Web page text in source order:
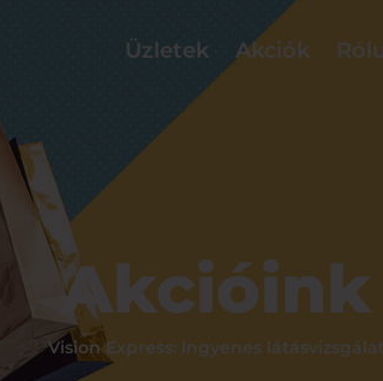
Üzletek Akciók
Akcióink
Vision Express: Ingyenes látásvizsgálat